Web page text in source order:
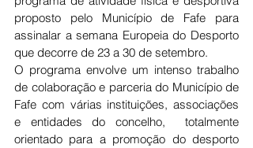
proposto pelo Município de Fafe para
assinalar a semana Europeia do Desporto
que decorre de 23 a 30 de setembro.
O programa envolve um intenso trabalho
de colaboração e parceria do Município de
Fafe com várias instituições, associações
e entidades do concelho,  totalmente
orientado para a promoção do desporto